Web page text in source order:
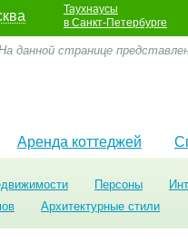
Таухнаусы
в Санкт-Петербурге
данной странице
Аренда коттеджей
Персоны
Архитектурные стили